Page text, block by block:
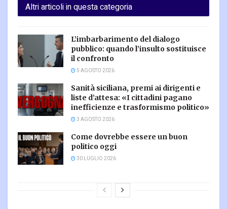
Altri articoli in questa categoria
L’imbarbarimento del dialogo
pubblico: quando l’insulto sostituisce
il confronto
5 AGOSTO 2026
Sanità siciliana, premi ai dirigenti e
liste d’attesa: «I cittadini pagano
inefficienze e trasformismo politico»
3 AGOSTO 2026
Come dovrebbe essere un buon
politico oggi
30 LUGLIO 2026